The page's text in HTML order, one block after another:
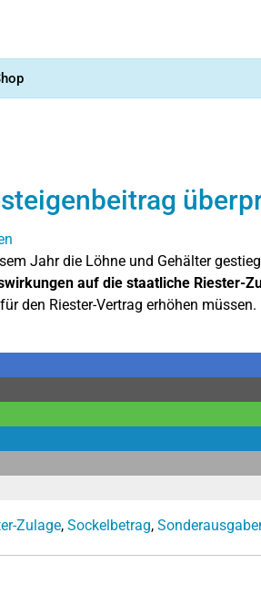
Jahr die Löhne und Gehälter
auf die staatliche Riester-
den Riester-Vertrag erhöhen müssen.
Zulage, Sockelbetrag,